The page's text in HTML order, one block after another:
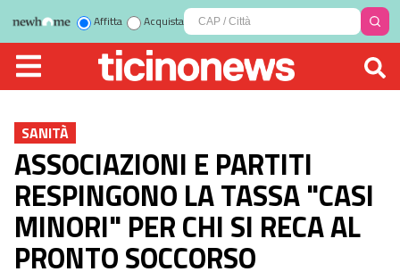
Affitta Acquista
SANITÀ
ASSOCIAZIONI E PARTITI
RESPINGONO LA TASSA "CASI
MINORI" PER CHI SI RECA AL
PRONTO SOCCORSO